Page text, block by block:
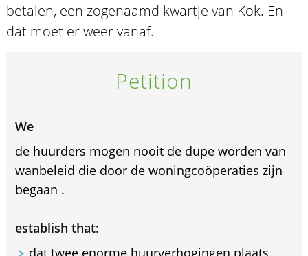
betalen, een zogenaamd kwartje van Kok. En
dat moet er weer vanaf.
Petition
We
de huurders mogen nooit de dupe worden van
wanbeleid die door de woningcoöperaties zijn
begaan .
establish that:
dat twee enorme huurverhogingen plaats